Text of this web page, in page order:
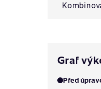
Graf
Před